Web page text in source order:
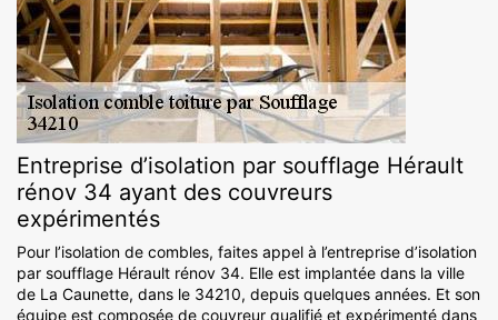
Entreprise d’isolation par soufflage Hérault
rénov 34 ayant des couvreurs
expérimentés
Pour l’isolation de combles, faites appel à l’entreprise d’isolation
par soufflage Hérault rénov 34. Elle est implantée dans la ville
de La Caunette, dans le 34210, depuis quelques années. Et son
équipe est composée de couvreur qualifié et expérimenté dans